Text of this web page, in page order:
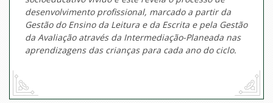
desenvolvimento profissional, marcado a partir da
Gestão do Ensino da Leitura e da Escrita e pela Gestão
da Avaliação através da Intermediação-Planeada nas
aprendizagens das crianças para cada ano do ciclo.